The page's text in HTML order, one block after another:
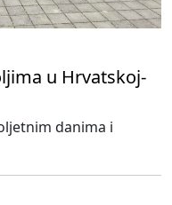
u Hrvatskoj-
danima i